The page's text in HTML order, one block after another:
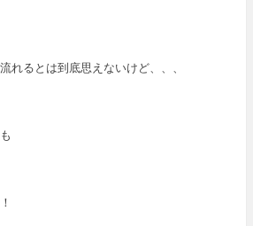
れるとは到底思えないけど、、、